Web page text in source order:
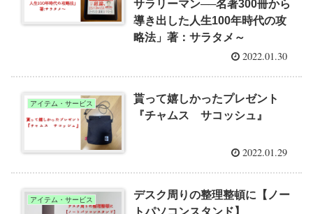
サラリーマン──名著300冊から
導き出した人生100年時代の攻
略法」著：サラタメ～
2022.01.30
アイテム・サービス
貰って嬉しかったプレゼント
『チャムス サコッシュ』
2022.01.29
アイテム・サービス
デスク周りの整理整頓に【ノー
トパソコンスタンド】